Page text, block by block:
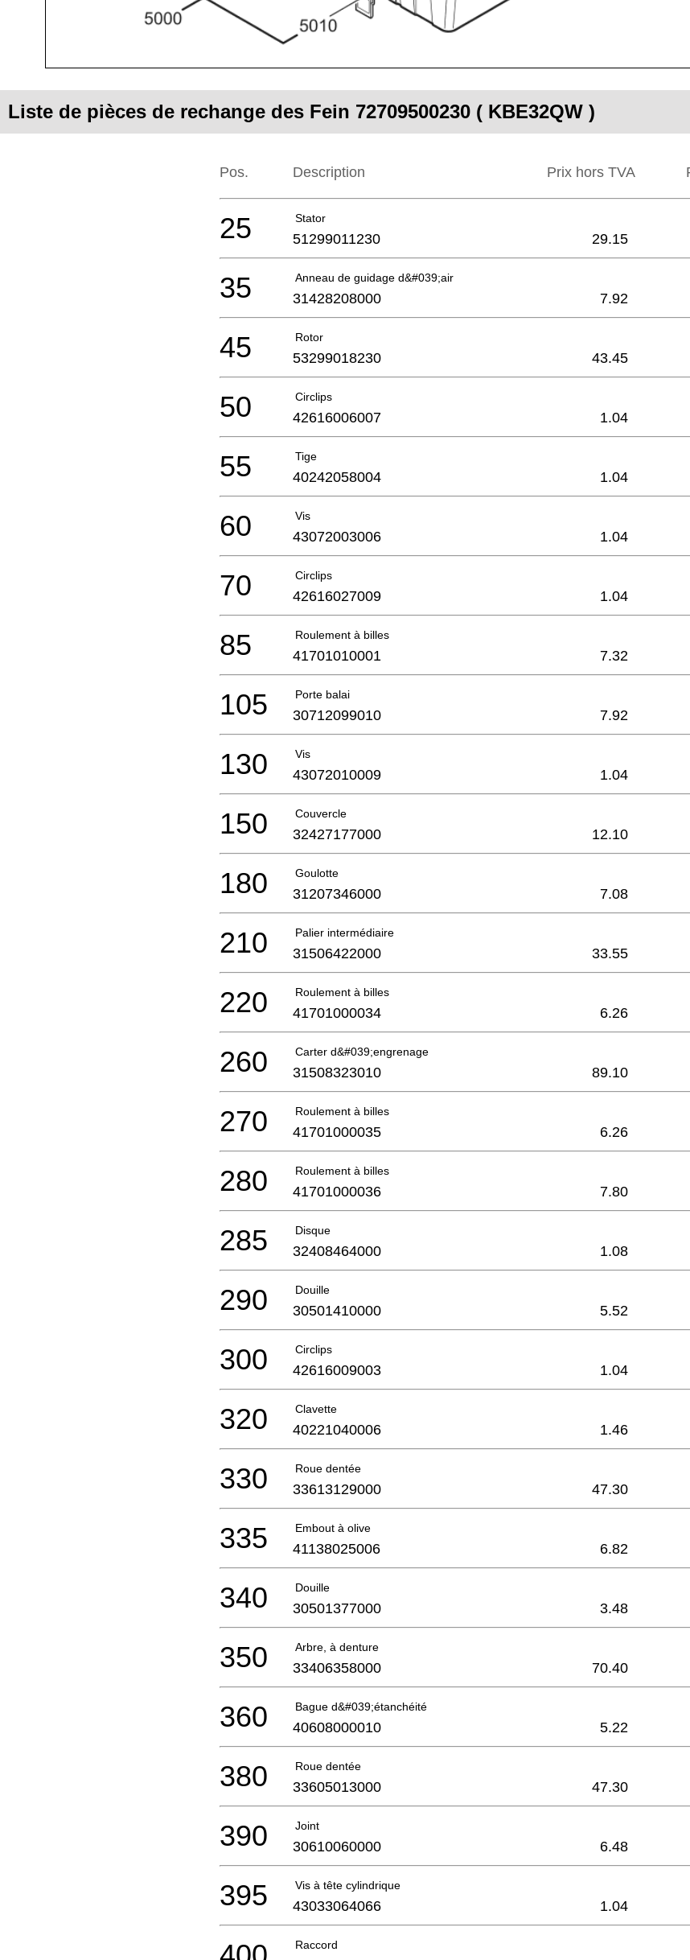
Liste de pièces de rechange des Fein 72709500230 ( KBE32QW )
Pos. Description Prix hors TVA
Stator
25 51299011230 29.15
Anneau de guidage d&#039;air
35 31428208000 7.92
Rotor
45 53299018230 43.45
Circlips
50 42616006007 1.04
Tige
55 40242058004 1.04
Vis
60 43072003006 1.04
Circlips
70 42616027009 1.04
Roulement à billes
85 41701010001 7.32
Porte balai
105 30712099010 7.92
Vis
130 43072010009 1.04
Couvercle
150 32427177000 12.10
Goulotte
180 31207346000 7.08
Palier intermédiaire
210 31506422000 33.55
Roulement à billes
220 41701000034 6.26
Carter d&#039;engrenage
260 31508323010 89.10
Roulement à billes
270 41701000035 6.26
Roulement à billes
280 41701000036 7.80
Disque
285 32408464000 1.08
Douille
290 30501410000 5.52
Circlips
300 42616009003 1.04
Clavette
320 40221040006 1.46
Roue dentée
330 33613129000 47.30
Embout à olive
335 41138025006 6.82
Douille
340 30501377000 3.48
Arbre, à denture
350 33406358000 70.40
Bague d&#039;étanchéité
360 40608000010 5.22
Roue dentée
380 33605013000 47.30
Joint
390 30610060000 6.48
Vis à tête cylindrique
395 43033064066 1.04
Raccord